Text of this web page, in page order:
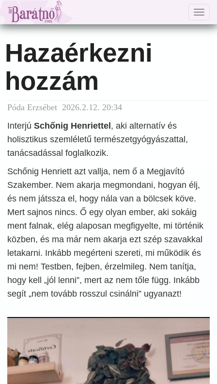
Hazaérkezni
hozzám
Póda Erzsébet 2026.2.12. 20:34
Interjú Schőnig Henriettel , aki alternatív és
holisztikus szemléletű természetgyógyászattal,
tanácsadással foglalkozik.
Schőnig Henriett azt vallja, nem ő a Megjavító
Szakember. Nem akarja megmondani, hogyan élj,
és nem játssza el, hogy nála van a bölcsek köve.
Mert sajnos nincs. Ő egy olyan ember, aki sokáig
ment falnak, elég alaposan megfigyelte, mi történik
közben, és ma már nem akarja ezt szép szavakkal
letakarni. Inkább megérteni szereti, mi működik és
mi nem! Testben, fejben, érzelmileg. Nem tanítja,
hogy kell „jól lenni”, mert az nem tőle függ. Inkább
segít „nem tovább rosszul csinálni” ugyanazt!